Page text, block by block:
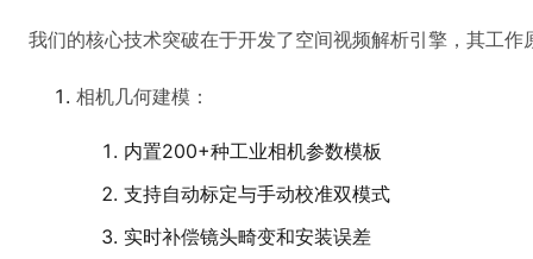
我们的核心技术突破在于开发了空间视频解析引擎，其工作
相机几何建模：
内置200+种工业相机参数模板
支持自动标定与手动校准双模式
实时补偿镜头畸变和安装误差